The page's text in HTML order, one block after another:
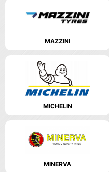
MAZZINI
MICHELIN
MINERVA